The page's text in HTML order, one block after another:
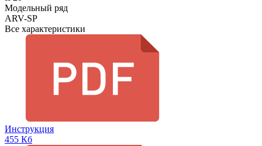
Модельный ряд
ARV-SP
Все характеристики
Инструкция
455 Кб